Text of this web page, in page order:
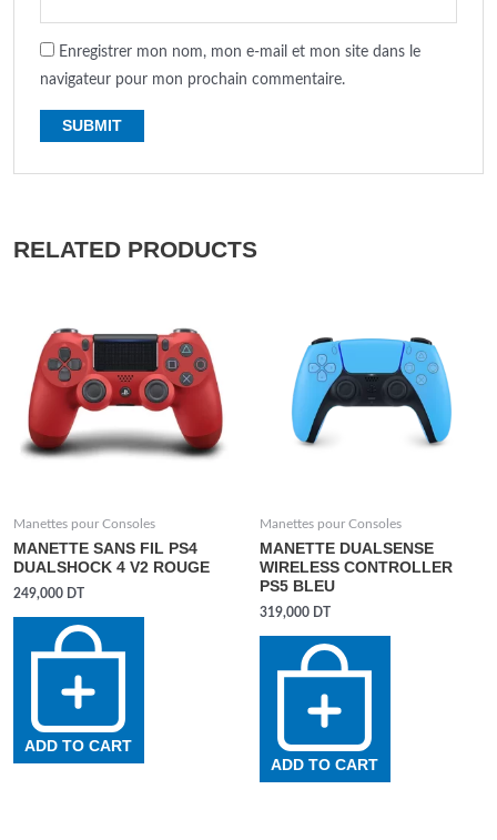
Enregistrer mon nom, mon e-mail et mon site dans le
navigateur pour mon prochain commentaire.
RELATED PRODUCTS
Manettes pour Consoles
MANETTE SANS FIL PS4
DUALSHOCK 4 V2 ROUGE
249,000 DT
ADD TO CART
Manettes pour Consoles
MANETTE DUALSENSE
WIRELESS CONTROLLER
PS5 BLEU
319,000 DT
ADD TO CART